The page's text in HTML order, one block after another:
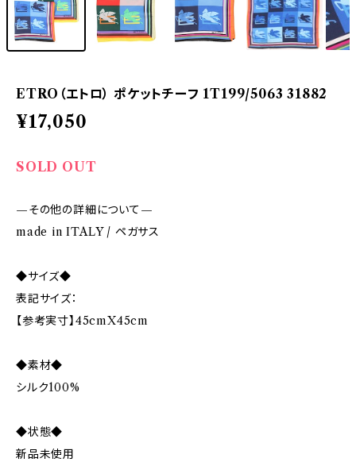
ETRO（エトロ） ポケットチーフ 1T199/5063 31882
¥17,050
SOLD OUT
—その他の詳細について—
made in ITALY / ペガサス
◆サイズ◆
表記サイズ：
【参考実寸】45cmX45cm
◆素材◆
シルク100%
◆状態◆
新品未使用